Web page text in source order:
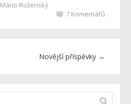
Mário Roženský
7 Komentářů
Novější příspěvky →